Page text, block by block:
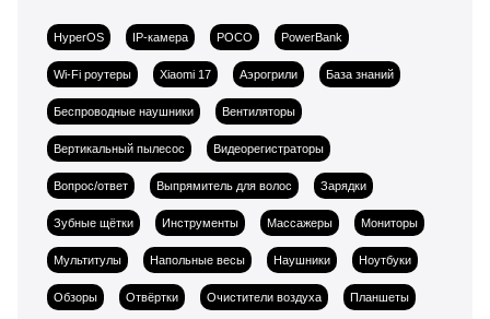
HyperOS IP-камера POCO PowerBank
Wi-Fi роутеры Xiaomi 17 Аэрогрили База знаний
Беспроводные наушники Вентиляторы
Вертикальный пылесос Видеорегистраторы
Вопрос/ответ Выпрямитель для волос Зарядки
Зубные щётки Инструменты Массажеры Мониторы
Мультитулы Напольные весы Наушники Ноутбуки
Обзоры Отвёртки Очистители воздуха Планшеты